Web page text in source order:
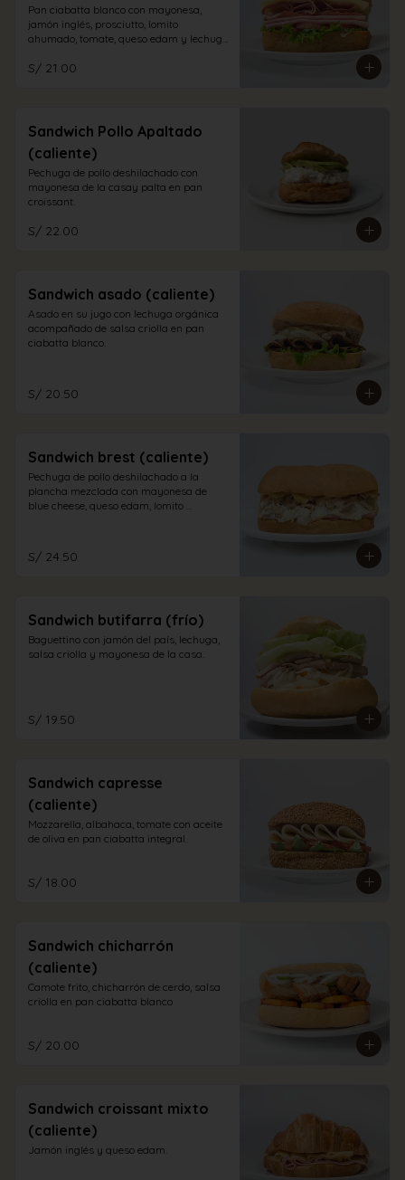
Pan ciabatta blanco con mayonesa,
jamón inglés, prosciutto, lomito
ahumado, tomate, queso edam y lechuga
S/ 21.00
Sandwich Pollo Apaltado
(caliente)
Pechuga de pollo deshilachado con
mayonesa de la casay palta en pan
croissant.
S/ 22.00
Sandwich asado (caliente)
Asado en su jugo con lechuga orgánica
acompañado de salsa criolla en pan
ciabatta blanco.
S/ 20.50
Sandwich brest (caliente)
Pechuga de pollo deshilachado a la
plancha mezclada con mayonesa de
blue cheese, queso edam, lomito
S/ 24.50
Sandwich butifarra (frío)
Baguettino con jamón del país, lechuga,
salsa criolla y mayonesa de la casa.
S/ 19.50
Sandwich capresse
(caliente)
Mozzarella, albahaca, tomate con aceite
de oliva en pan ciabatta integral.
S/ 18.00
Sandwich chicharrón
(caliente)
Camote frito, chicharrón de cerdo, salsa
criolla en pan ciabatta blanco
S/ 20.00
Sandwich croissant mixto
(caliente)
Jamón inglés y queso edam.